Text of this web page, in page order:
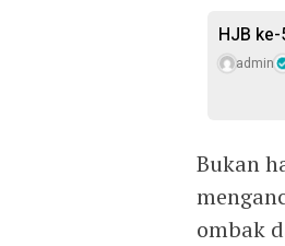
HJB
admin
Bukan
ombak